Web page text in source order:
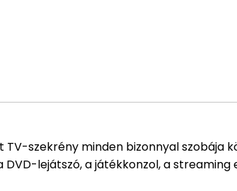
szekrény minden bizonnyal szobája
lejátszó, a játékkonzol, a streaming